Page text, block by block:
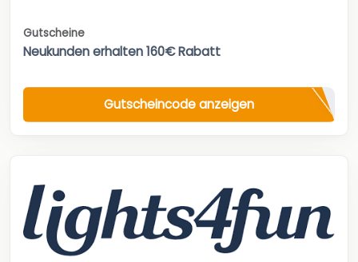
Gutscheine
Neukunden erhalten 160€ Rabatt
Gutscheincode anzeigen